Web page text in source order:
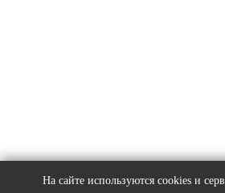
На сайте используются cookies и